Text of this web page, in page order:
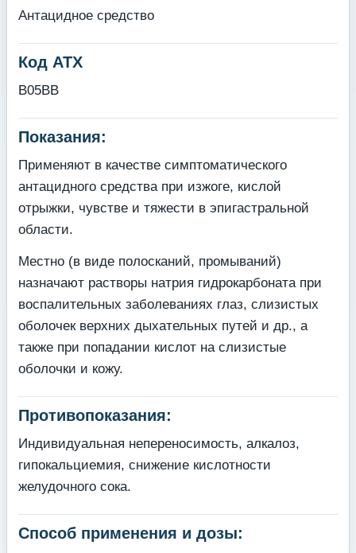
Антацидное средство
Код АТХ
B05BB
Показания:
Применяют в качестве симптоматического
антацидного средства при изжоге, кислой
отрыжки, чувстве и тяжести в эпигастральной
области.
Местно (в виде полосканий, промываний)
назначают растворы натрия гидрокарбоната при
воспалительных заболеваниях глаз, слизистых
оболочек верхних дыхательных путей и др., а
также при попадании кислот на слизистые
оболочки и кожу.
Противопоказания:
Индивидуальная непереносимость, алкалоз,
гипокальциемия, снижение кислотности
желудочного сока.
Способ применения и дозы: